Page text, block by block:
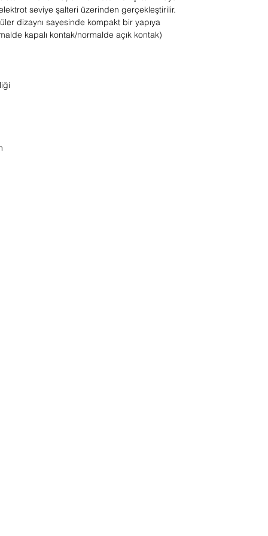
özelliği taşır. Bu ürün, kullanıcılarına
zaman tasarrufu sağlarken, günlük
yaşamlarını daha da kolaylaştırır.
seviye şalteri üzerinden gerçekleştirilir.
dizaynı sayesinde kompakt bir yapıya
kapalı kontak/normalde açık kontak)